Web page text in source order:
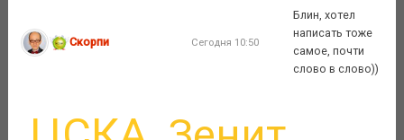
Скорпи Сегодня 10:50
Блин, хотел
написать тоже
самое, почти
слово в слово))